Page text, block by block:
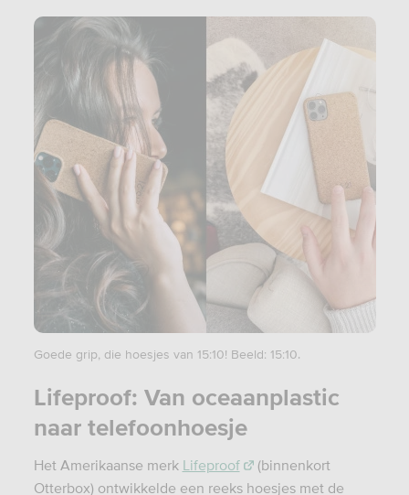
Goede grip, die hoesjes van 15:10! Beeld: 15:10.
Lifeproof: Van oceaanplastic
naar telefoonhoesje
Het Amerikaanse merk Lifeproof
(binnenkort
Otterbox) ontwikkelde een reeks hoesjes met de